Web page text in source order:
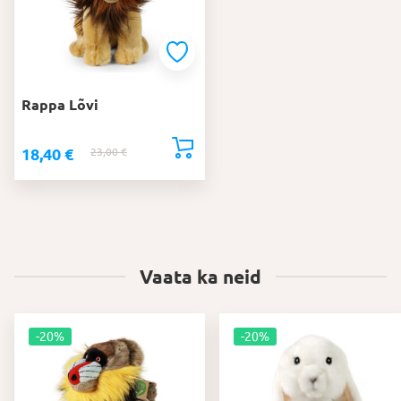
Rappa Lõvi
23,00€Algne
18,40 €
Praegune
Vaata ka neid
-20% -20%